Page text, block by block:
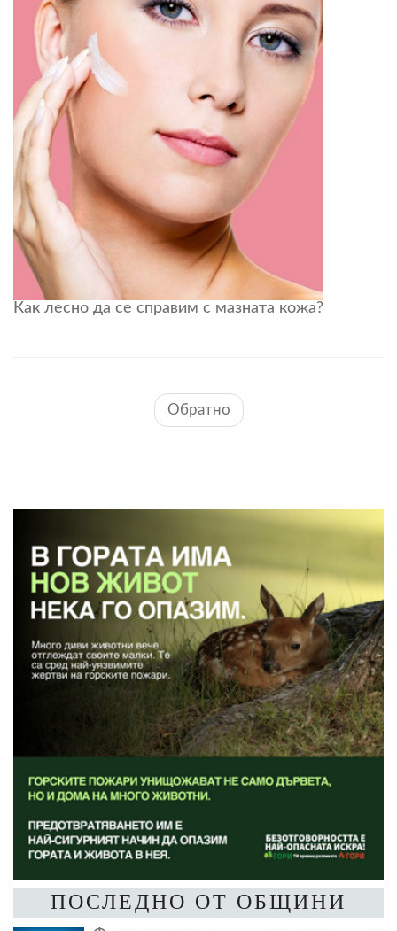
Как лесно да се справим с мазната кожа?
Обратно
ПОСЛЕДНО ОТ ОБЩИНИ